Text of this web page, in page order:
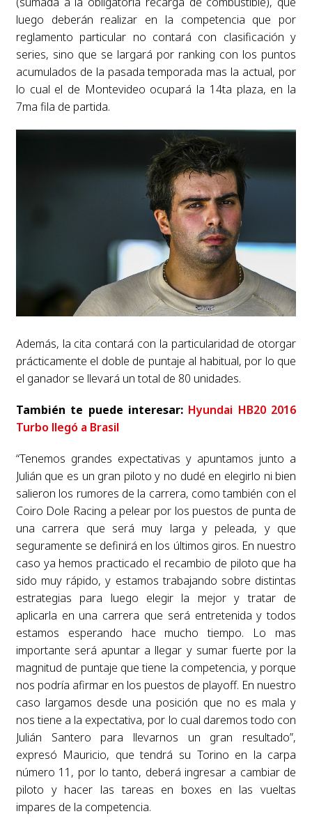
luego deberán realizar en la competencia que por
reglamento particular no contará con clasificación y
series, sino que se largará por ranking con los puntos
acumulados de la pasada temporada mas la actual, por
lo cual el de Montevideo ocupará la 14ta plaza, en la
7ma fila de partida.
Además, la cita contará con la particularidad de otorgar
prácticamente el doble de puntaje al habitual, por lo que
el ganador se llevará un total de 80 unidades.
También te puede interesar: Hyundai HB20 2016
Turbo llegó a Brasil
“Tenemos grandes expectativas y apuntamos junto a
Julián que es un gran piloto y no dudé en elegirlo ni bien
salieron los rumores de la carrera, como también con el
Coiro Dole Racing a pelear por los puestos de punta de
una carrera que será muy larga y peleada, y que
seguramente se definirá en los últimos giros. En nuestro
caso ya hemos practicado el recambio de piloto que ha
sido muy rápido, y estamos trabajando sobre distintas
estrategias para luego elegir la mejor y tratar de
aplicarla en una carrera que será entretenida y todos
estamos esperando hace mucho tiempo. Lo mas
importante será apuntar a llegar y sumar fuerte por la
magnitud de puntaje que tiene la competencia, y porque
nos podría afirmar en los puestos de playoff. En nuestro
caso largamos desde una posición que no es mala y
nos tiene a la expectativa, por lo cual daremos todo con
Julián Santero para llevarnos un gran resultado”,
expresó Mauricio, que tendrá su Torino en la carpa
número 11, por lo tanto, deberá ingresar a cambiar de
piloto y hacer las tareas en boxes en las vueltas
impares de la competencia.